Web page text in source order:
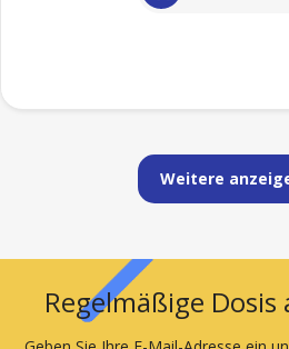
Regelmäßige